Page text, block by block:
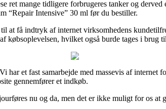
ret mange tidligere forbrugeres tanker og
“Repair Intensive” 30 ml før du bestiller.
at få indtryk af internet virksomhedens
købsoplevelsen, hvilket også burde tages i brug
har et fast samarbejde med massevis af internet
gennemfører et indkøb.
nu og da, men det er ikke muligt for os at